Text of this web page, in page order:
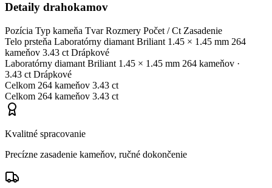
Detaily drahokamov
Pozícia Typ kameňa Tvar Rozmery Počet / Ct Zasadenie
Telo prsteňa Laboratórny diamant Briliant 1.45 × 1.45 mm 264
kameňov 3.43 ct Drápkové
Laboratórny diamant Briliant 1.45 × 1.45 mm 264 kameňov ·
3.43 ct Drápkové
Celkom 264 kameňov 3.43 ct
Celkom 264 kameňov 3.43 ct
Kvalitné spracovanie
Precízne zasadenie kameňov, ručné dokončenie